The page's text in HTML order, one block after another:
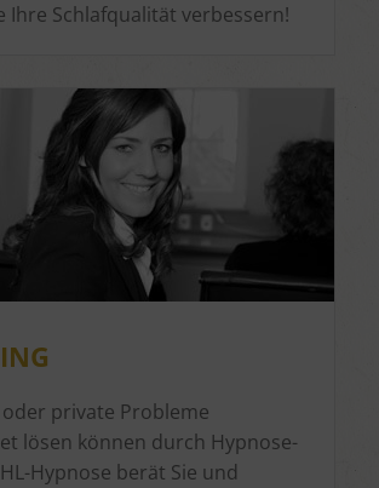
Ihre Schlafqualität verbessern!
private Probleme
lösen können durch Hypnose-
Hypnose berät Sie und